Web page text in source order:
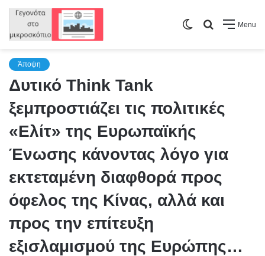
Menu
Search
Switch
Άποψη
Δυτικό Think Tank
ξεμπροστιάζει τις πολιτικές
«Ελίτ» της Ευρωπαϊκής
Ένωσης κάνοντας λόγο για
εκτεταμένη διαφθορά προς
όφελος της Κίνας, αλλά και
προς την επίτευξη
εξισλαμισμού της Ευρώπης…